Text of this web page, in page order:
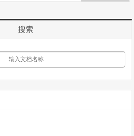
品。...
搜索